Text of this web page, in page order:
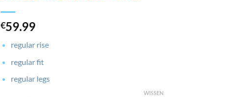
€59.99
regular rise
regular fit
regular legs
WISSEN